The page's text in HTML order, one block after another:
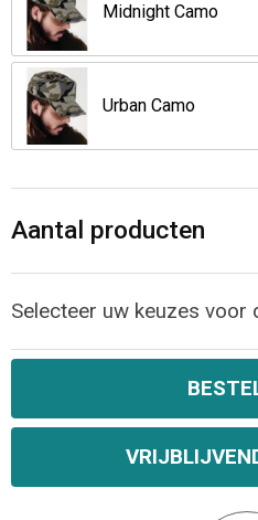
Jassen
Been- en
Overalls
Schorten en Sloven
Gilets
Regenkleding
Hygiëne en
Reistassen
Koffers en Trolleys
Sporttassen
Boodschappentassen
Schoudertassen
Matrozentassen
Papieren tassen
Tablettassen
Midnight Camo
Urban Camo
Aantal producten
Selecteer uw keuzes voor